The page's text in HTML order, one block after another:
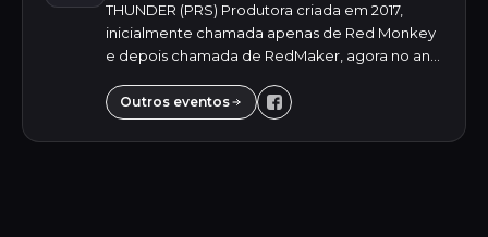
THUNDER (PRS) Produtora criada em 2017,
inicialmente chamada apenas de Red Monkey
e depois chamada de RedMaker, agora no ano
de inovar mais uma vez, atualizar o nome da
produt...
Outros eventos